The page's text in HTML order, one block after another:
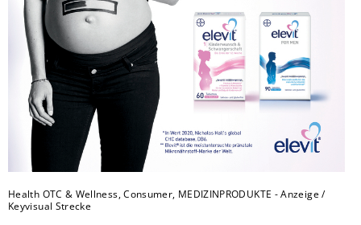
Health OTC & Wellness, Consumer, MEDIZINPRODUKTE - Anzeige /
Keyvisual Strecke